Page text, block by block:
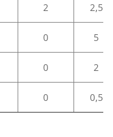
2 2,5
0 5
0 2
0 0,5